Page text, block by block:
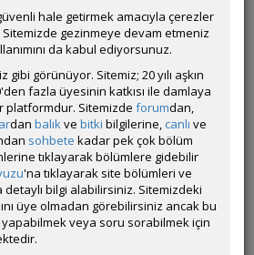
Blyxa aubertii
hale getirmek amacıyla çerezler
Sitemizde gezinmeye devam etmeniz
da kabul ediyorsunuz.
gibi görünüyor. Sitemiz; 20 yılı aşkın
fazla üyesinin katkısı ile damlaya
platformdur. Sitemizde forumdan,
dan balıkve bitki bilgilerine, canlı ve
sohbete kadar pek çok bölüm
tıklayarak bölümlere gidebilir
'na tıklayarak site bölümleri ve
detaylı bilgi alabilirsiniz. Sitemizdeki
üye olmadan görebilirsiniz ancak bu
veya soru sorabilmek için